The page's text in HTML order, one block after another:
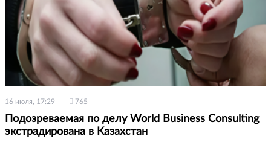
16 июля, 17:29 765
Подозреваемая по делу World Business Consulting
экстрадирована в Казахстан